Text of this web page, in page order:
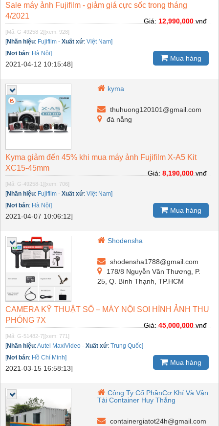
Sale máy ảnh Fujifilm - giảm giá cực sốc trong tháng
4/2021
[Mã: G-49258-2][xem: 928]
[Nhãn hiệu: Fujifilm - Xuất xứ: Việt Nam]
[Nơi bán: Hà Nội]
2021-04-12 10:15:48]
Giá: 12,990,000 vnđ
Mua hàng
kyma
thuhuong120101@gmail.com
đà nẵng
Kyma giảm đến 45% khi mua máy ảnh Fujifilm X-A5 Kit
XC15-45mm
[Mã: G-49258-1][xem: 706]
[Nhãn hiệu: Fujifilm - Xuất xứ: Việt Nam]
[Nơi bán: Hà Nội]
2021-04-07 10:06:12]
Giá: 8,190,000 vnđ
Mua hàng
Shodensha
shodensha1788@gmail.com
178/8 Nguyễn Văn Thương, P.
25, Q. Bình Thạnh, TP.HCM
CAMERA KỸ THUẬT SỐ – MÁY NỘI SOI HÌNH ẢNH THU
PHÓNG 7X
[Mã: G-51482-7][xem: 771]
[Nhãn hiệu:Autel MaxiVideo - Xuất xứ: Trung Quốc]
[Nơi bán: Hồ Chí Minh]
2021-03-15 16:58:13]
Giá: 45,000,000 vnđ
Mua hàng
Công Ty Cổ PhầnCơ Khí Và Vận
Tải Container Huy Thắng
containergiatot24h@gmail.com